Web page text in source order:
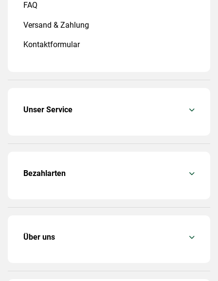
FAQ
Versand & Zahlung
Kontaktformular
Unser Service
Bezahlarten
Über uns